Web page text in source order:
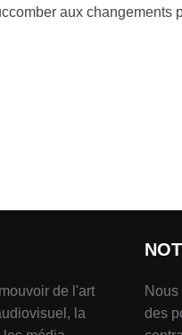
aux changements
de l'art
la
des